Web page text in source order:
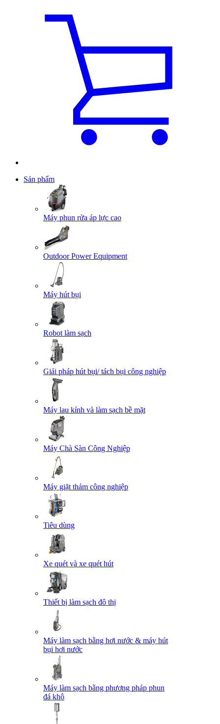
Sản phẩm
Máy phun rửa áp lực cao
Outdoor Power Equipment
Máy hút bụi
Robot làm sạch
Giải pháp hút bụi/ tách bụi công nghiệp
Máy lau kính và làm sạch bề mặt
Máy Chà Sàn Công Nghiệp
Máy giặt thảm công nghiệp
Tiêu dùng
Xe quét và xe quét hút
Thiết bị làm sạch đô thị
Máy làm sạch bằng hơi nước & máy hút
bụi hơi nước
Máy làm sạch bằng phương pháp phun
đá khô